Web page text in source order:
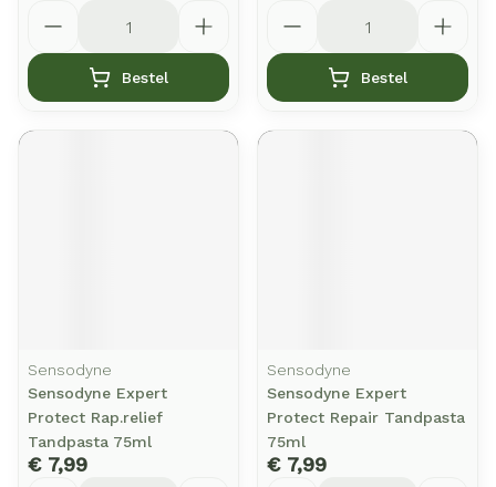
Bestel Bestel
Sensodyne
Sensodyne Expert
Protect Rap.relief
Tandpasta 75ml
€ 7,99
Sensodyne
Sensodyne Expert
Protect Repair Tandpasta
75ml
€ 7,99